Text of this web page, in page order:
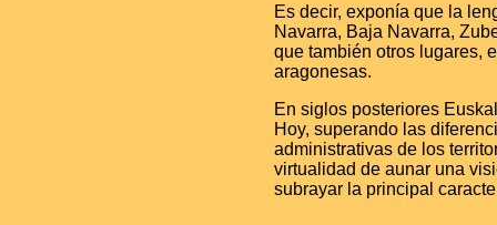
Es decir, exponía que la
Navarra, Baja Navarra,
que también otros lugares,
aragonesas.
En siglos posteriores
Hoy, superando las
administrativas de los
virtualidad de aunar una
subrayar la principal